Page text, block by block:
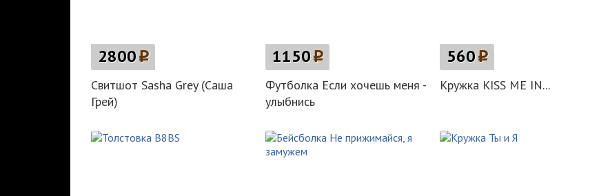
2800p
Свитшот Sasha Grey (Саша
Грей)
1150p
Футболка Если хочешь меня -
улыбнись
560p
Кружка KISS ME IN...